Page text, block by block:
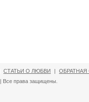
СТАТЬИ О ЛЮБВИ |
ОБРАТНАЯ
| Все права защищены.